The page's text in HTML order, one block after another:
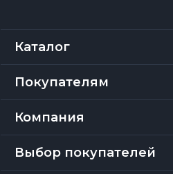
Каталог
Покупателям
Компания
Выбор покупателей